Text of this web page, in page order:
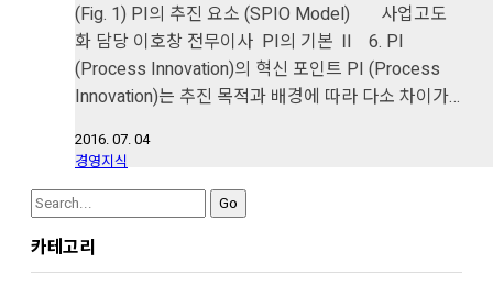
(Fig. 1) PI의 추진 요소 (SPIO Model) 사업고도
화 담당 이호창 전무이사 PI의 기본 Ⅱ 6. PI
(Process Innovation)의 혁신 포인트 PI (Process
Innovation)는 추진 목적과 배경에 따라 다소 차이가…
2016. 07. 04
경영지식
Search
카테고리